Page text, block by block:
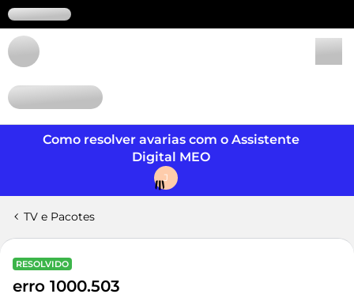
Como resolver avarias com o Assistente
Digital MEO
J
TV e Pacotes
RESOLVIDO
erro 1000.503